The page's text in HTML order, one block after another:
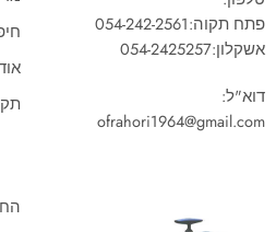
פתח תקוה:054-242-2561
אשקלון:054-2425257
דוא"ל:
ofrahori1964@gmail.com